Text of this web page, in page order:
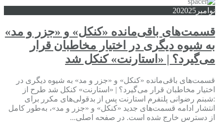
نوامبر 202025
قسمت‌های باقی‌مانده «کنکل» و «جزر و مد»
به شیوه دیگری در اختیار مخاطبان قرار
می‌گیرد؟ | «استارنت» کنکل شد
قسمت‌های باقی‌مانده «کنکل» و «جزر و مد» به شیوه دیگری در
اختیار مخاطبان قرار می‌گیرد؟ | «استارنت» کنکل شد طرح از
:شبنم رضوانی پلتفرم استارنت پس از بدقولی‌های مکرر برای
انتشار ادامه قسمت‌های جدید «کنکل» و «جزر و مد»، به‌طور کامل
از دسترس خارج شده است. در صفحه اصلی...